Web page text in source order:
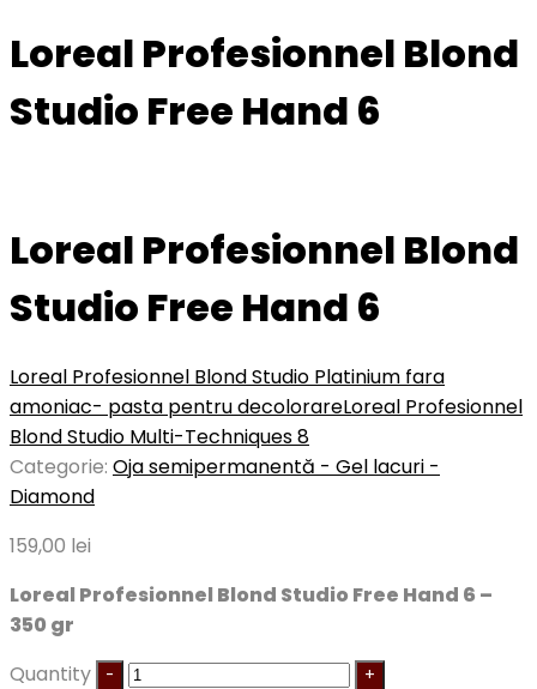
Loreal Profesionnel Blond
Studio Free Hand 6
Loreal Profesionnel Blond
Studio Free Hand 6
Loreal Profesionnel Blond Studio Platinium fara
amoniac- pasta pentru decolorareLoreal Profesionnel
Blond Studio Multi-Techniques 8
Categorie: Oja semipermanentă - Gel lacuri -
Diamond
159,00 lei
Loreal Profesionnel Blond Studio Free Hand 6 –
350 gr
Quantity